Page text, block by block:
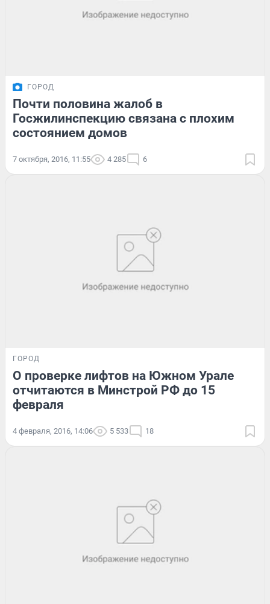
ГОРОД
Почти половина жалоб в
Госжилинспекцию связана с плохим
состоянием домов
7 октября, 2016, 11:55 4 285 6
ГОРОД
О проверке лифтов на Южном Урале
отчитаются в Минстрой РФ до 15
февраля
4 февраля, 2016, 14:06 5 533 18